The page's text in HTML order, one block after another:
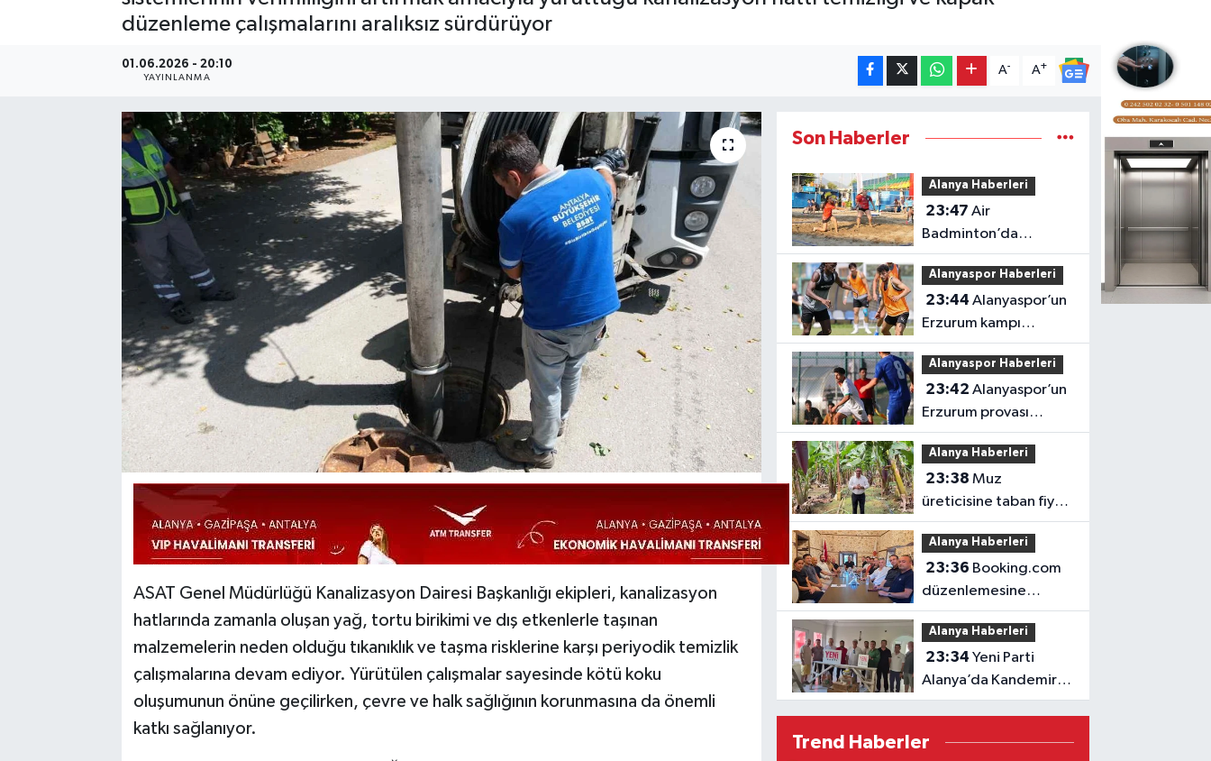
düzenleme çalışmalarını aralıksız sürdürüyor
01.06.2026 - 20:10
YAYINLANMA
A- A+
ASAT Genel Müdürlüğü Kanalizasyon Dairesi Başkanlığı ekipleri, kanalizasyon
hatlarında zamanla oluşan yağ, tortu birikimi ve dış etkenlerle taşınan
malzemelerin neden olduğu tıkanıklık ve taşma risklerine karşı periyodik temizlik
çalışmalarına devam ediyor. Yürütülen çalışmalar sayesinde kötü koku
oluşumunun önüne geçilirken, çevre ve halk sağlığının korunmasına da önemli
katkı sağlanıyor.
Son Haberler
Alanya Haberleri
23:47 Air
Badminton’da
şampiyonluk heyecanı
Alanya’da
Alanyaspor Haberleri
23:44 Alanyaspor’un
Erzurum kampı
tamamlandı
Alanyaspor Haberleri
23:42 Alanyaspor’un
Erzurum provası
golsüz tamamlandı
Alanya Haberleri
23:38 Muz
üreticisine taban fiyat
müjdesi
Alanya Haberleri
23:36
düzenlemesine
ALTİD’den destek
Alanya Haberleri
23:34 Yeni Parti
Alanya’da Kandemir’le
yola çıktı
Trend Haberler